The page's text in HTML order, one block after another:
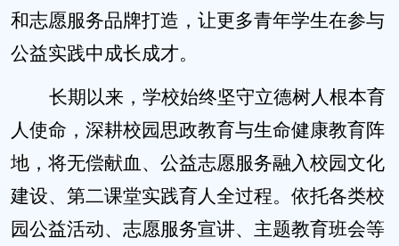
和志愿服务品牌打造，让更多青年学生在参与
公益实践中成长成才。
长期以来，学校始终坚守立德树人根本育
人使命，深耕校园思政教育与生命健康教育阵
地，将无偿献血、公益志愿服务融入校园文化
建设、第二课堂实践育人全过程。依托各类校
园公益活动、志愿服务宣讲、主题教育班会等